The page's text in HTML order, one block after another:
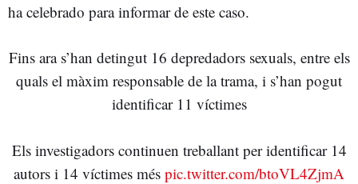
ha celebrado para informar de este caso.
Fins ara s’han detingut 16 depredadors sexuals, entre els
quals el màxim responsable de la trama, i s’han pogut
identificar 11 víctimes
Els investigadors continuen treballant per identificar 14
autors i 14 víctimes més pic.twitter.com/btoVL4ZjmA